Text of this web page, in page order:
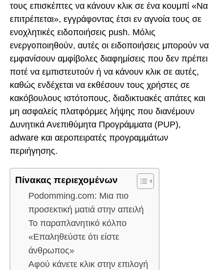
τους επισκέπτες να κάνουν κλικ σε ένα κουμπί «Να
επιτρέπεται», εγγράφοντας έτσι εν αγνοία τους σε
ενοχλητικές ειδοποιήσεις push. Μόλις
ενεργοποιηθούν, αυτές οι ειδοποιήσεις μπορούν να
εμφανίσουν αμφίβολες διαφημίσεις που δεν πρέπει
ποτέ να εμπιστευτούν ή να κάνουν κλικ σε αυτές,
καθώς ενδέχεται να εκθέσουν τους χρήστες σε
κακόβουλους ιστότοπους, διαδικτυακές απάτες και
μη ασφαλείς πλατφόρμες λήψης που διανέμουν
Δυνητικά Ανεπιθύμητα Προγράμματα (PUP),
adware και αεροπειρατές προγραμμάτων
περιήγησης.
Πίνακας περιεχομένων
Podomming.com: Μια πιο
προσεκτική ματιά στην απειλή
Το παραπλανητικό κόλπο
«Επαληθεύστε ότι είστε
άνθρωπος»
Αφού κάνετε κλικ στην επιλογή